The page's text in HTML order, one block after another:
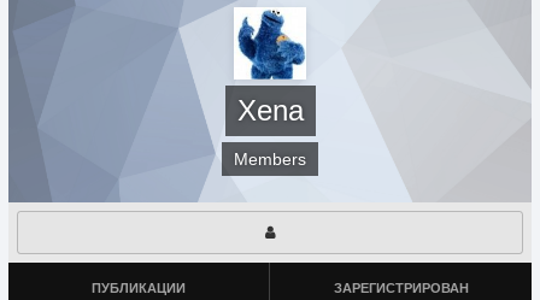
Xena
Members
ПУБЛИКАЦИИ ЗАРЕГИСТРИРОВАН